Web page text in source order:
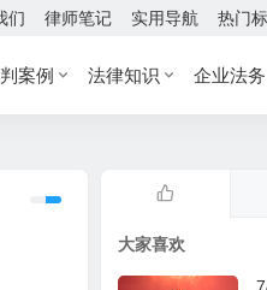
们 律师笔记 实用导航 热门
案例 法律知识 企业法务
大家喜欢